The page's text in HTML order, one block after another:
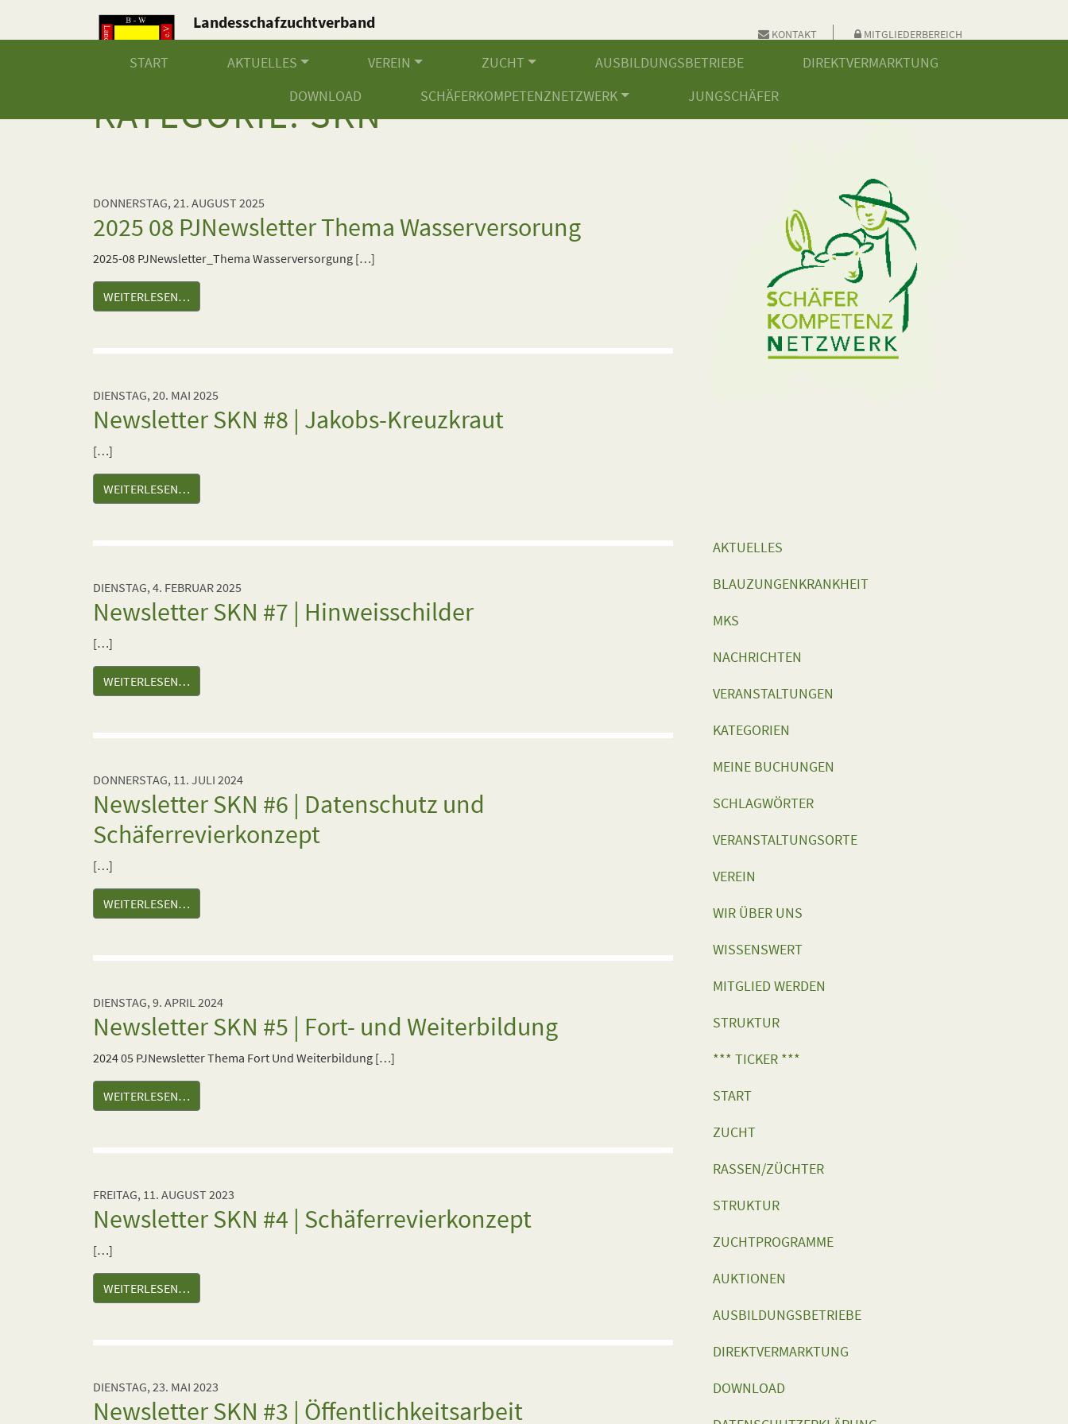
Landesschafzuchtverband
Baden-Württemberg e.V.
KONTAKT MITGLIEDERBEREICH
START AKTUELLES VEREIN ZUCHT AUSBILDUNGSBETRIEBE
DIREKTVERMARKTUNG
DOWNLOAD
SCHÄFERKOMPETENZNETZWERK JUNGSCHÄFER
KATEGORIE:SKN
DONNERSTAG, 21. AUGUST 2025
2025 08 PJNewsletter Thema Wasserversorung
2025-08 PJNewsletter_Thema Wasserversorgung […]
WEITERLESEN…
DIENSTAG, 20. MAI 2025
Newsletter SKN #8 | Jakobs-Kreuzkraut
[…]
WEITERLESEN…
DIENSTAG, 4. FEBRUAR 2025
Newsletter SKN #7 | Hinweisschilder
[…]
WEITERLESEN…
DONNERSTAG, 11. JULI 2024
Newsletter SKN #6 | Datenschutz und
Schäferrevierkonzept
[…]
WEITERLESEN…
DIENSTAG, 9. APRIL 2024
Newsletter SKN #5 | Fort- und Weiterbildung
2024 05 PJNewsletter Thema Fort Und Weiterbildung […]
WEITERLESEN…
FREITAG, 11. AUGUST 2023
Newsletter SKN #4 | Schäferrevierkonzept
[…]
WEITERLESEN…
DIENSTAG, 23. MAI 2023
Newsletter SKN #3 | Öffentlichkeitsarbeit
AKTUELLES
BLAUZUNGENKRANKHEIT
MKS
NACHRICHTEN
VERANSTALTUNGEN
KATEGORIEN
MEINE BUCHUNGEN
SCHLAGWÖRTER
VERANSTALTUNGSORTE
VEREIN
WIR ÜBER UNS
WISSENSWERT
MITGLIED WERDEN
STRUKTUR
*** TICKER ***
START
ZUCHT
RASSEN/ZÜCHTER
STRUKTUR
ZUCHTPROGRAMME
AUKTIONEN
AUSBILDUNGSBETRIEBE
DIREKTVERMARKTUNG
DOWNLOAD